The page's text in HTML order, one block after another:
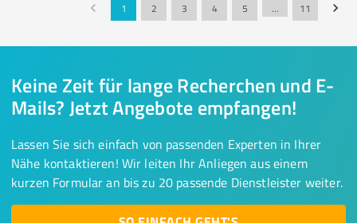
1 2 3 4 5 … 11
Keine Zeit für lange Recherchen und E-
Mails? Jetzt Angebote empfangen!
Lassen Sie sich einfach von passenden Experten in Ihrer
Nähe kontaktieren! Wir leiten Ihr Anliegen aus einem
kurzen Formular an bis zu 20 passende Dienstleister weiter.